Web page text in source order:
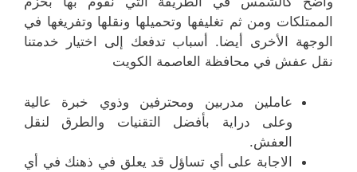
الممتلكات ومن ثم تغليفها وتحميلها ونقلها وتفريغها في
الوجهة الأخرى أيضا. أسباب تدفعك إلى اختيار خدمتنا
نقل عفش في محافظة العاصمة الكويت
عاملين مدربين ومحترفين وذوي خبرة عالية
وعلى دراية بأفضل التقنيات والطرق لنقل
العفش.
الاجابة على أي تساؤل قد يعلق في ذهنك في أي